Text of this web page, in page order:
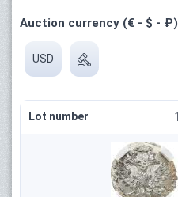
Auction currency (€ - $ - ₽)
USD
Lot number 1